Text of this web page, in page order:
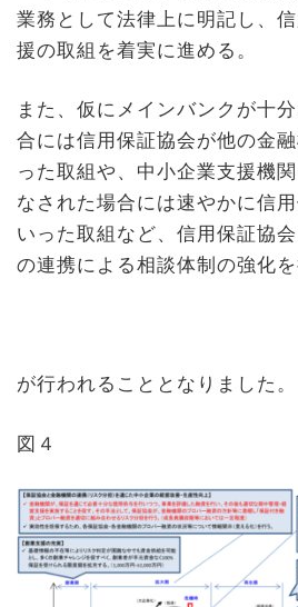
業務として法律上に明記し、
援の取組を着実に進める。
また、仮にメインバンクが十
合には信用保証協会が他の金
った取組や、中小企業支援機
なされた場合には速やかに信
いった取組など、信用保証協
の連携による相談体制の強化を
が行われることとなりました。
図４